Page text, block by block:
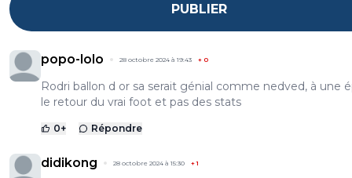
PUBLIER
popo-lolo 28 octobre 2024 à 19:43 + 0
Rodri ballon d or sa serait génial comme nedved, à une
le retour du vrai foot et pas des stats
0+ Répondre
didikong 28 octobre 2024 à 15:30 +1